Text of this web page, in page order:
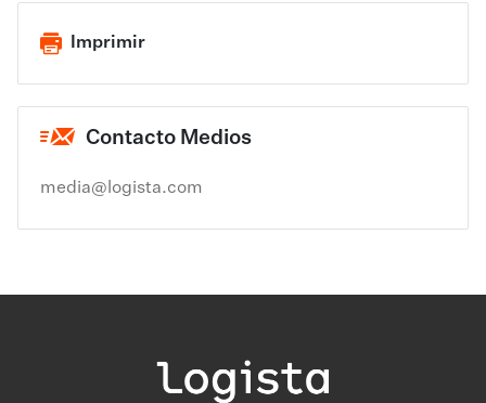
Imprimir
Contacto Medios
media@logista.com